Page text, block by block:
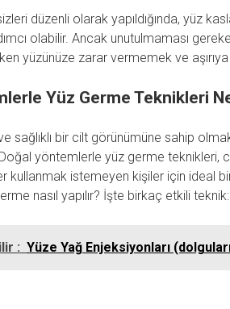
düzenli olarak yapıldığında, yüz
olabilir. Ancak unutulmaması
yüzünüze zarar vermemek ve
Yüz Germe Teknikleri
sağlıklı bir cilt görünümüne sahip
yöntemlerle yüz germe teknikleri,
kullanmak istemeyen kişiler için ideal
nasıl yapılır? İşte birkaç etkili teknik:
: Yüze Yağ Enjeksiyonları